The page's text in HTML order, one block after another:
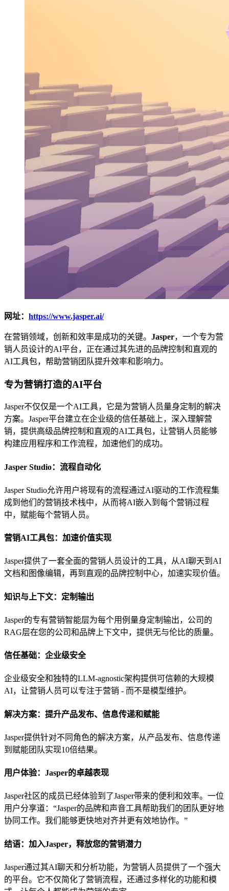
网址： https://www.jasper.ai/
在营销领域，创新和效率是成功的关键。 Jasper，一个专为营
销人员设计的AI平台，正在通过其先进的品牌控制和直观的
AI工具包，帮助营销团队提升效率和影响力。
专为营销打造的AI平台
Jasper不仅仅是一个AI工具，它是为营销人员量身定制的解决
方案。Jasper平台建立在企业级的信任基础上，深入理解营
销，提供高级品牌控制和直观的AI工具包，让营销人员能够
构建应用程序和工作流程，加速他们的成功。
Jasper Studio：流程自动化
Jasper Studio允许用户将现有的流程通过AI驱动的工作流程集
成到他们的营销技术栈中，从而将AI嵌入到每个营销过程
中，赋能每个营销人员。
营销AI工具包：加速价值实现
Jasper提供了一套全面的营销人员设计的工具，从AI聊天到AI
文档和图像编辑，再到直观的品牌控制中心，加速实现价值。
知识与上下文：定制输出
Jasper的专有营销智能层为每个用例量身定制输出，公司的
RAG层在您的公司和品牌上下文中，提供无与伦比的质量。
信任基础：企业级安全
企业级安全和独特的LLM-agnostic架构提供可信赖的大规模
AI，让营销人员可以专注于营销 - 而不是模型维护。
解决方案：提升产品发布、信息传递和赋能
Jasper提供针对不同角色的解决方案，从产品发布、信息传递
到赋能团队实现10倍结果。
用户体验：Jasper的卓越表现
Jasper社区的成员已经体验到了Jasper带来的便利和效率。一位
用户分享道：“Jasper的品牌和声音工具帮助我们的团队更好地
协同工作。我们能够更快地对齐并更有效地协作。”
结语：加入Jasper，释放您的营销潜力
Jasper通过其AI聊天和分析功能，为营销人员提供了一个强大
的平台。它不仅简化了营销流程，还通过多样化的功能和模